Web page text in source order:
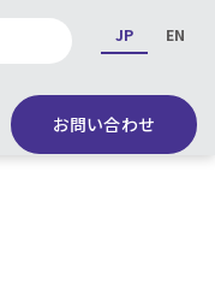
JP EN
お問い合わせ